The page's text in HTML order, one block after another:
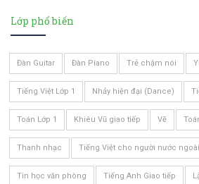
Lớp phổ biến
Đàn Guitar Đàn Piano Trẻ chậm nói
Tiếng Việt Lớp 1 Nhảy hiện đại (Dance)
Toán Lớp 1 Khiêu Vũ giao tiếp Vẽ
Thanh nhạc Tiếng Việt cho người nước ngoài
Tin học văn phòng Tiếng Anh Giao tiếp